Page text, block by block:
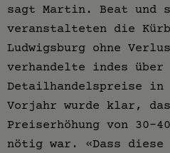
sagt Martin. Beat und
veranstalteten die
Ludwigsburg ohne
verhandelte indes über
Detailhandelspreise in
Vorjahr wurde klar,
Preiserhöhung von 30-
nötig war. «Dass diese